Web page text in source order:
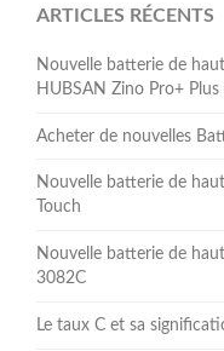
ARTICLES RÉCENTS
Nouvelle batterie de
HUBSAN Zino Pro+
Acheter de nouvelles
Nouvelle batterie de
Touch
Nouvelle batterie de
3082C
Le taux C et sa